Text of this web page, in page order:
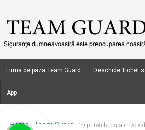
Firma de paza Team Guard Deschide Tichet
App
Home › Team Guard
Va puteti bucura in voie